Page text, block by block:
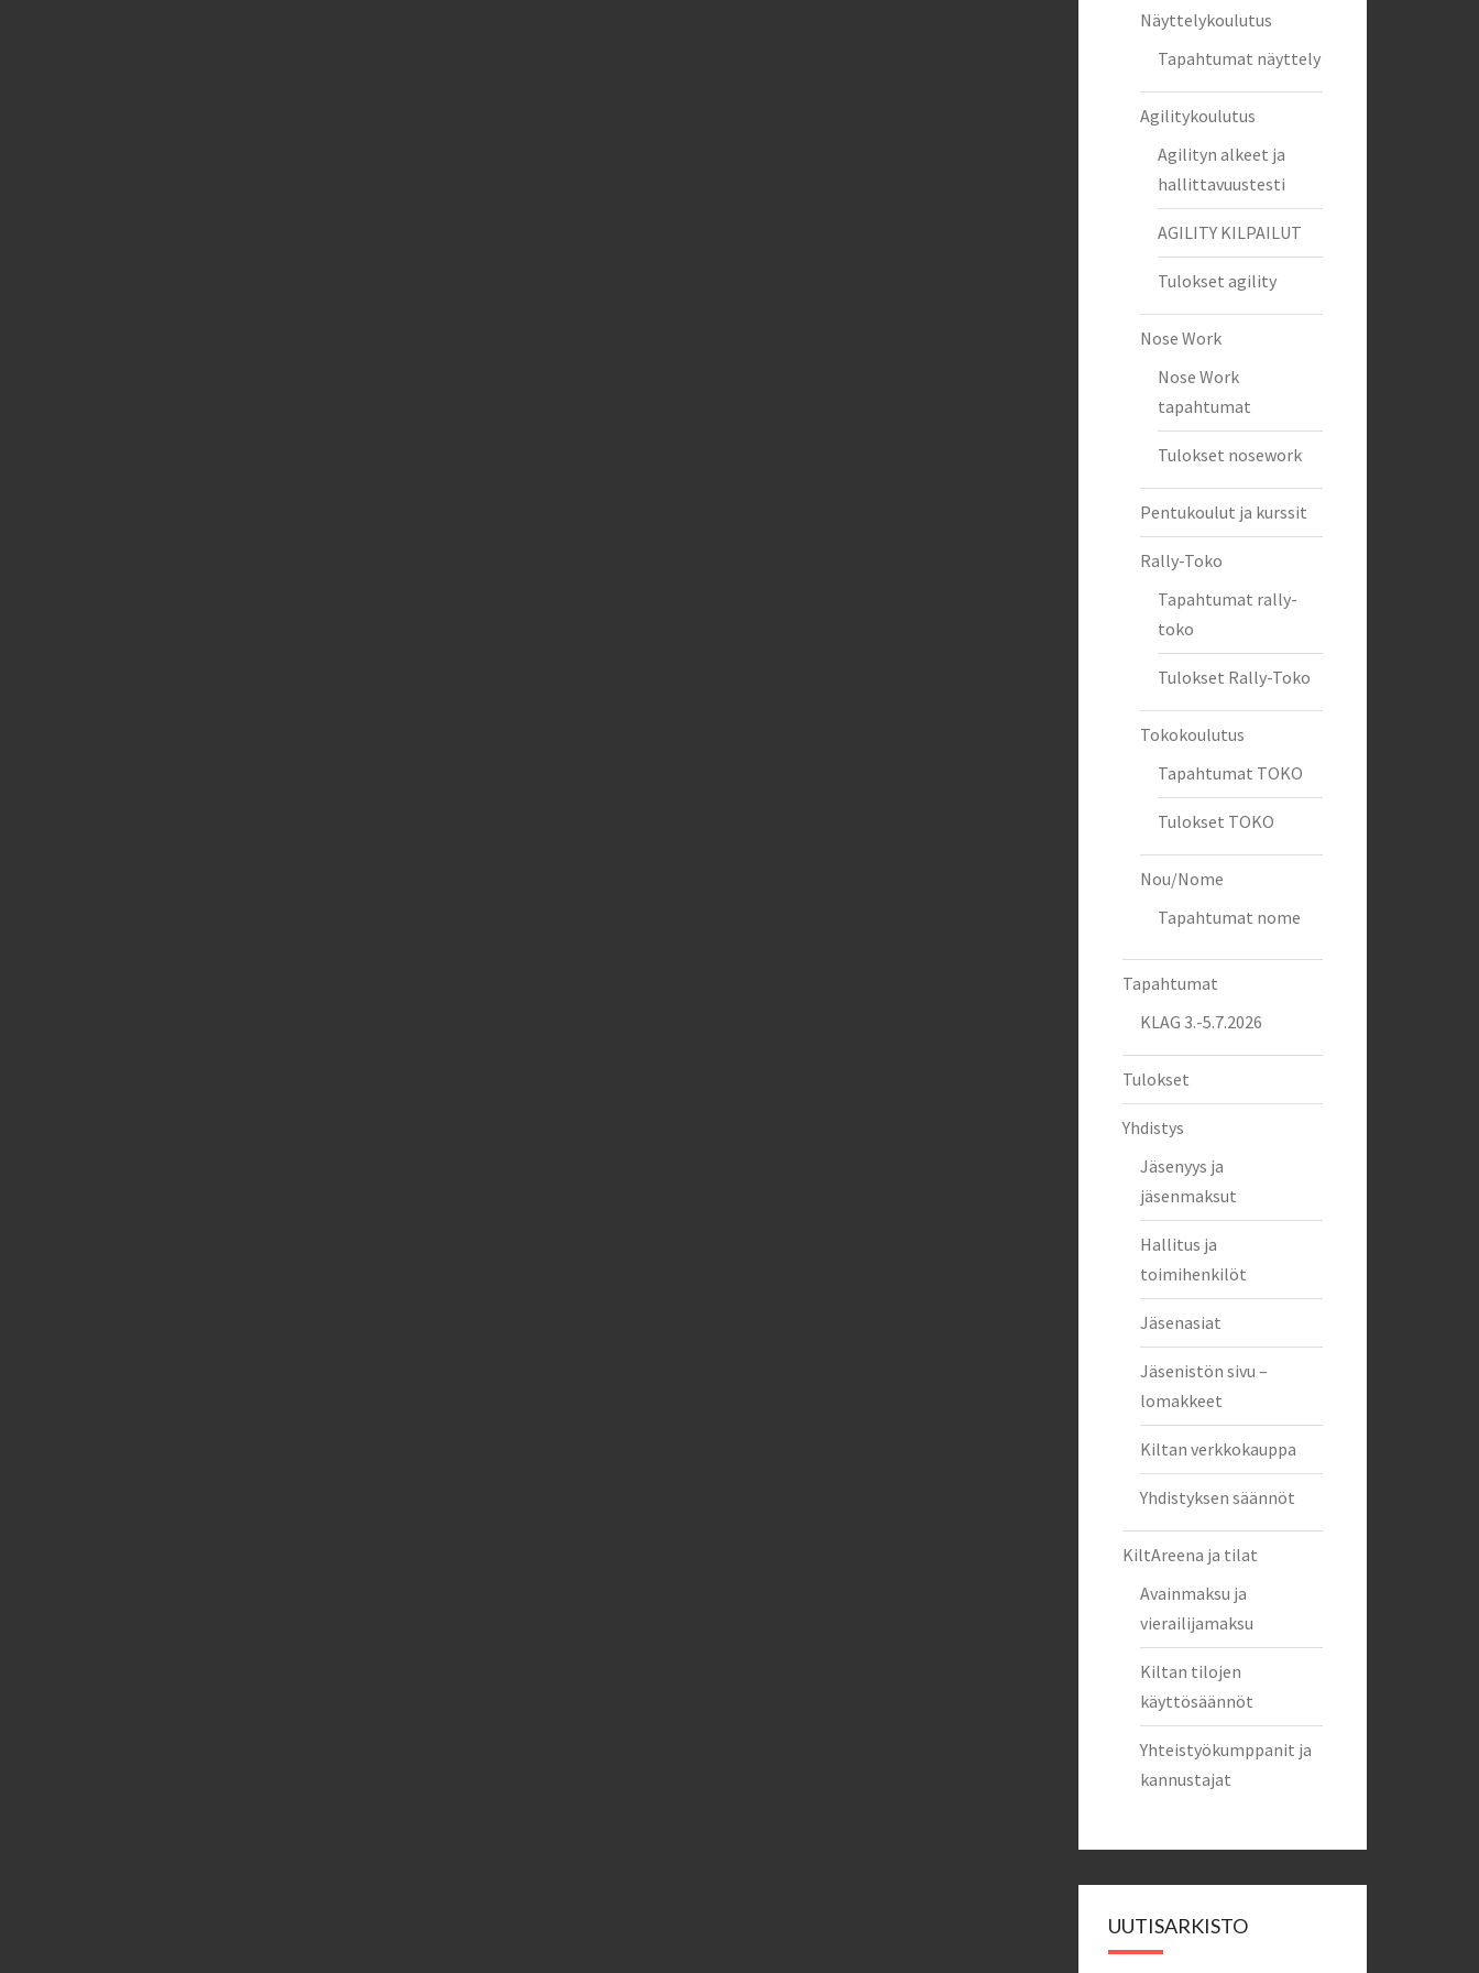
Näyttelykoulutus
Tapahtumat näyttely
Agilitykoulutus
Agilityn alkeet ja
hallittavuustesti
AGILITY KILPAILUT
Tulokset agility
Nose Work
Nose Work
tapahtumat
Tulokset nosework
Pentukoulut ja kurssit
Rally-Toko
Tapahtumat rally-
toko
Tulokset Rally-Toko
Tokokoulutus
Tapahtumat TOKO
Tulokset TOKO
Nou/Nome
Tapahtumat nome
Tapahtumat
KLAG 3.-5.7.2026
Tulokset
Yhdistys
Jäsenyys ja
jäsenmaksut
Hallitus ja
toimihenkilöt
Jäsenasiat
Jäsenistön sivu –
lomakkeet
Kiltan verkkokauppa
Yhdistyksen säännöt
KiltAreena ja tilat
Avainmaksu ja
vierailijamaksu
Kiltan tilojen
käyttösäännöt
Yhteistyökumppanit ja
kannustajat
UUTISARKISTO